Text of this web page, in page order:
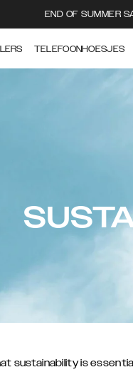
END OF SUMMER
TELEFOONHOESJES
sustainability is